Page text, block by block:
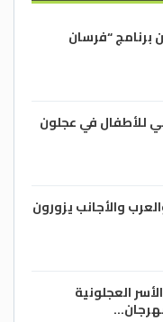
برنامج “فرسان
للأطفال في عجلون
والأجانب يزورون
العجلونية